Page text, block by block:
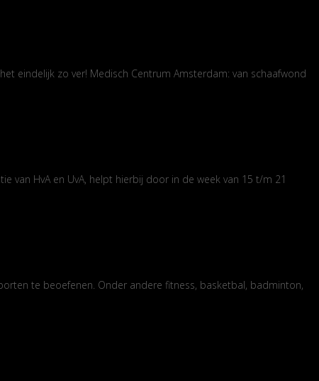
eindelijk zo ver! Medisch Centrum Amsterdam: van schaafwond
van HvA en UvA, helpt hierbij door in de week van 15 t/m 21
te beoefenen. Onder andere fitness, basketbal, badminton,